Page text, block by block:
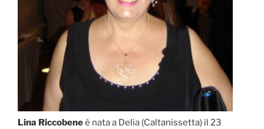
Lina Riccobeneè nata a Delia (Caltanissetta) il 23